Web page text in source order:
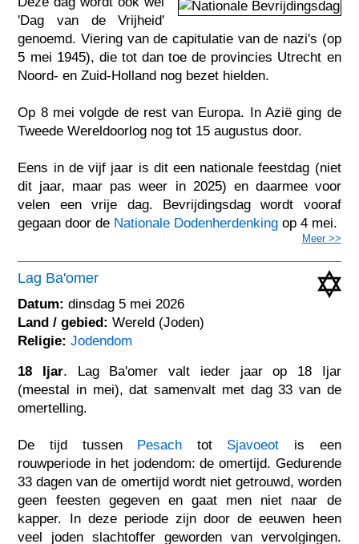
'Dag van de Vrijheid'
genoemd. Viering van de capitulatie van de nazi's (op
5 mei 1945), die tot dan toe de provincies Utrecht en
Noord- en Zuid-Holland nog bezet hielden.
Op 8 mei volgde de rest van Europa. In Azië ging de
Tweede Wereldoorlog nog tot 15 augustus door.
Eens in de vijf jaar is dit een nationale feestdag (niet
dit jaar, maar pas weer in 2025) en daarmee voor
velen een vrije dag. Bevrijdingsdag wordt vooraf
gegaan door de Nationale Dodenherdenking op 4 mei.
Meer >>
Lag Ba'omer
Datum: dinsdag 5 mei 2026
Land / gebied: Wereld (Joden)
Religie: Jodendom
18 Ijar. Lag Ba'omer valt ieder jaar op 18 Ijar
(meestal in mei), dat samenvalt met dag 33 van de
omertelling.
De tijd tussen Pesach tot Sjavoeot is een
rouwperiode in het jodendom: de omertijd. Gedurende
33 dagen van de omertijd wordt niet getrouwd, worden
geen feesten gegeven en gaat men niet naar de
kapper. In deze periode zijn door de eeuwen heen
veel joden slachtoffer geworden van vervolgingen.